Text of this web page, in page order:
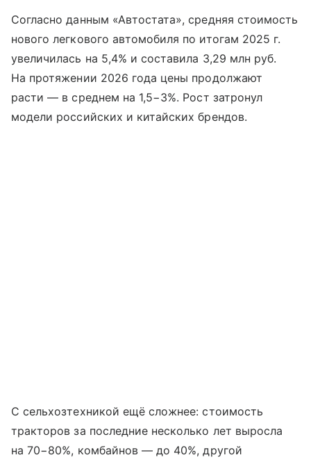
Согласно данным «Автостата», средняя стоимость
нового легкового автомобиля по итогам 2025 г.
увеличилась на 5,4% и составила 3,29 млн руб.
На протяжении 2026 года цены продолжают
расти — в среднем на 1,5−3%. Рост затронул
модели российских и китайских брендов.
С сельхозтехникой ещё сложнее: стоимость
тракторов за последние несколько лет выросла
на 70−80%, комбайнов — до 40%, другой